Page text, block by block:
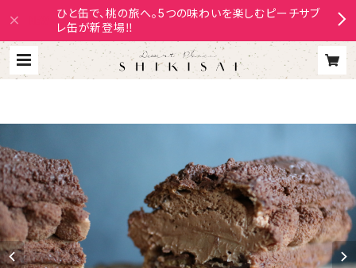
ひと缶で、桃の旅へ。5つの味わいを楽しむピーチサブ
レ缶が新登場‼